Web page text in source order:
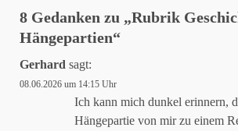
8 Gedanken zu „Rubrik
Hängepartien“
Gerhard sagt:
08.06.2026 um 14:15 Uhr
Ich kann mich dunkel erinnern,
Hängepartie von mir zu einem